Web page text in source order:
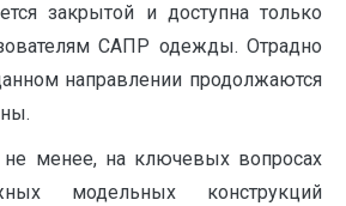
закрытой и доступна только
САПР одежды. Отрадно
направлении продолжаются
не менее, на ключевых вопросах
модельных конструкций